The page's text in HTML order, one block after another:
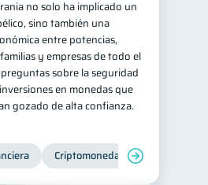
no solo ha implicado un
sino también una
entre potencias,
y empresas de todo el
sobre la seguridad
en monedas que
gozado de alta confianza.
Criptomonedas